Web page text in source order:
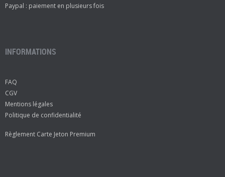
Paypal : paiement en plusieurs fois
INFORMATIONS
FAQ
CGV
Mentions légales
Politique de confidentialité
Règlement Carte Jeton Premium